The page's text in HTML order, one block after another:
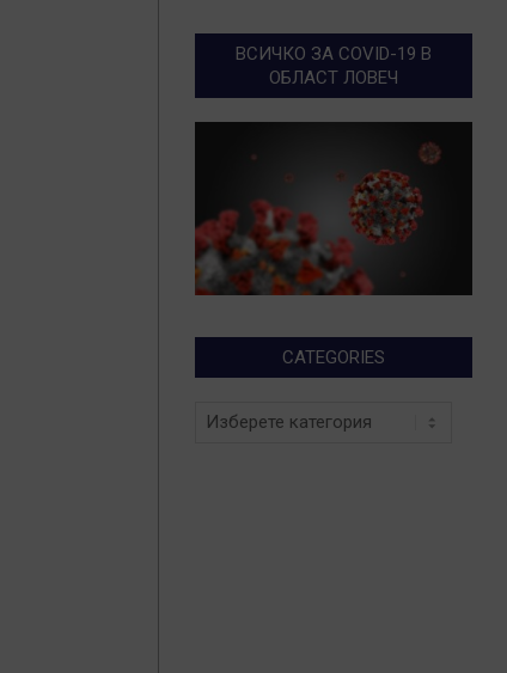
ВСИЧКО ЗА COVID-19 В
ОБЛАСТ ЛОВЕЧ
CATEGORIES
Categories